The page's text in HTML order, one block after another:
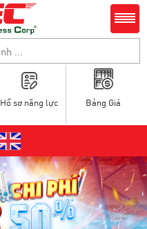
Bảng Giá
Hồ sơ năng lực